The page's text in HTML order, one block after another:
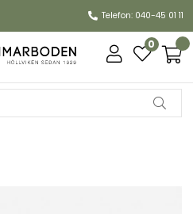
Telefon: 040-45 01 11
0